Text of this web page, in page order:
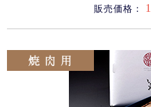
販売価格：